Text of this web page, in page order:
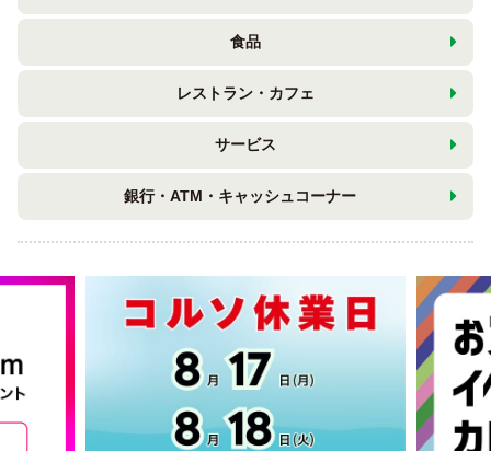
食品
レストラン・カフェ
サービス
銀行・ATM・キャッシュコーナー